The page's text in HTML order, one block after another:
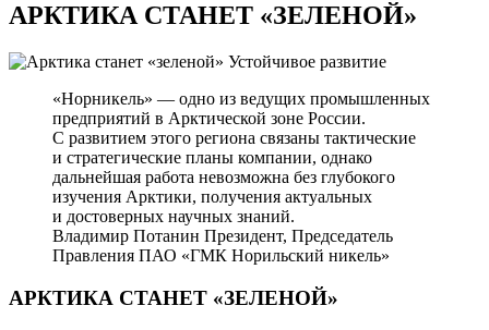
АРКТИКА СТАНЕТ «ЗЕЛЕНОЙ»
Устойчивое развитие
«Норникель» — одно из ведущих промышленных
предприятий в Арктической зоне России.
С развитием этого региона связаны тактические
и стратегические планы компании, однако
дальнейшая работа невозможна без глубокого
изучения Арктики, получения актуальных
и достоверных научных знаний.
Владимир Потанин Президент, Председатель
Правления ПАО «ГМК Норильский никель»
АРКТИКА СТАНЕТ «ЗЕЛЕНОЙ»